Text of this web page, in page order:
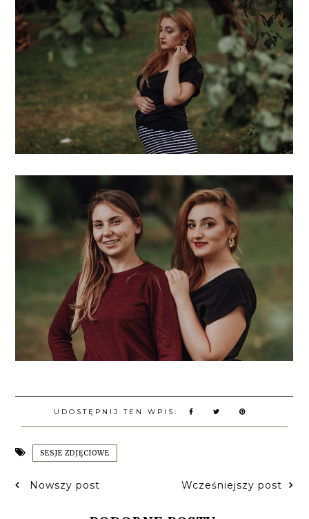
UDOSTĘPNIJ TEN WPIS:
SESJE ZDJĘCIOWE
Nowszy post Wcześniejszy post